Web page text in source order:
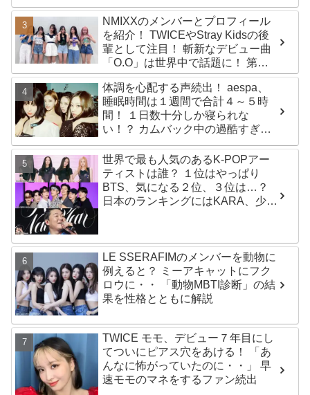
NMIXXのメンバーとプロフィール
を紹介！ TWICEやStray Kidsの後
輩として注目！ 斬新なデビュー曲
「O.O」は世界中で話題に！ 第４
世代を代表する美女ソリュンをは
じめ、全員ビジュアルメンバーと
いわれるその魅力をチェック
体調を心配する声続出！ aespa、
睡眠時間は１週間で合計４～５時
間！ １日数十分しか寝られな
い！？ カムバック中の過酷すぎる
スケジュールに衝撃
世界で最も人気のあるK-POPアー
ティストは誰？ １位はやっぱり
BTS、気になる２位、３位は…？
日本のランキングにはKARA、少女
LE SSERAFIMのメンバーを動物に
例えると？ ミーアキャットにフク
ロウに・・ 「動物MBTI診断」の結
果を性格とともに解説
TWICE モモ、デビュー７年目にし
てついにピアス穴をあける！ 「あ
んなに怖がっていたのに・・」 早
速モモのマネをするファン続出